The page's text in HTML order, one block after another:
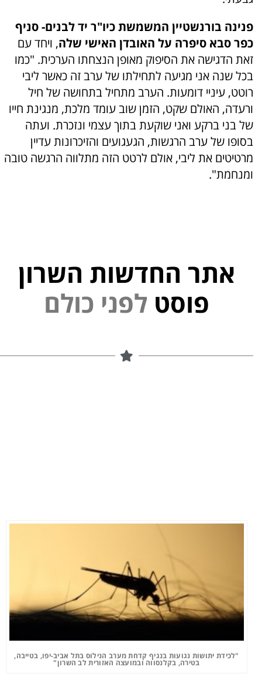
פנינה בורנשטיין המשמשת כיו"ר יד לבנים- סניף
כפר סבא סיפרה על האובדן האישי שלה, ויחד עם
זאת הדגישה את הסיפוק מאופן הנצחתו הערכית. "כמו
בכל שנה אני מגיעה לתחילתו של ערב זה כאשר ליבי
רוטט, עיניי דומעות. הערב מתחיל בתחושה של חיל
ורעדה, האולם שקט, הזמן שוב עומד מלכת, מנגינת חייו
של בני ברקע ואני שוקעת בתוך עצמי ונזכרת. ועתה
בסופו של ערב הרגשות, הגעגועים והזיכרונות עדיין
מרטיטים את ליבי, אולם לרטט הזה מתלווה הרגשה טובה
ומנחמת".
אתר החדשות השרון
פוסט
"לכידת יתושות נגועות בנגיף קדחת מערב הנילוס בתל אביב-יפו, בטייבה,
בטירה, בקלנסווה ובמועצה האזורית לב השרון"